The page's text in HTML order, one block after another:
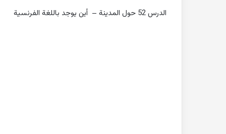
الدرس 52 حول المدينة – أين يوجد باللغة الفرنسية